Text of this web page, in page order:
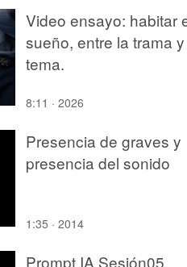
Video ensayo: habitar
sueño, entre la trama
tema.
8:11 · 2026
Presencia de graves y
presencia del sonido
1:35 · 2014
Prompt IA Sesión05.